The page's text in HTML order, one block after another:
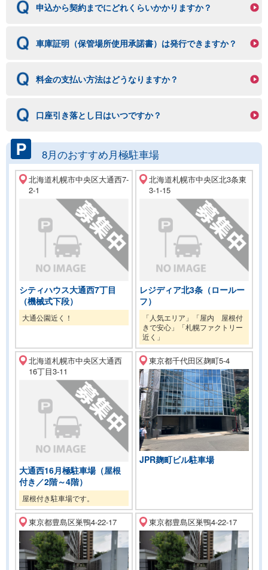
申込から契約までにどれくらいかかりますか？
車庫証明（保管場所使用承諾書）は発行できますか？
料金の支払い方法はどうなりますか？
口座引き落とし日はいつですか？
8月のおすすめ月極駐車場
北海道札幌市中央区大通西7-
2-1
シティハウス大通西7丁目
（機械式下段）
大通公園近く！
北海道札幌市中央区北3条東
3-1-15
レジディア北3条（ロールー
フ）
「人気エリア」「屋内 屋根付
きで安心」「札幌ファクトリー
近く」
北海道札幌市中央区大通西
16丁目3-11
大通西16月極駐車場（屋根
付き／2階～4階）
屋根付き駐車場です。
東京都千代田区麹町5-4
JPR麹町ビル駐車場
東京都豊島区巣鴨4-22-17 東京都豊島区巣鴨4-22-17